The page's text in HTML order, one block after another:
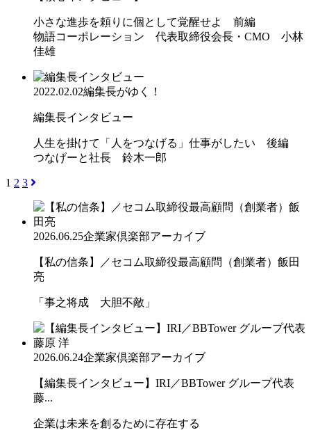
小さな進歩を頼りに個として覚醒せよ 前編
物語コーポレーション 代表取締役会長・CMO 小林
佳雄
2022.02.02編集長がゆく！
編集長インタビュー
人生を掛けて「人をつなげる」仕事がしたい 後編
つなげーと社長 鈴木一郎
1 2 3
2026.06.25企業家倶楽部アーカイブ
【私の信条】／セコム取締役最高顧問（創業者）飯田
亮
「事之将成 大胆不敵」
2026.06.24企業家倶楽部アーカイブ
【編集長インタビュー】IRI／BBTower グループ代表
藤...
企業は未来を創るために存在する